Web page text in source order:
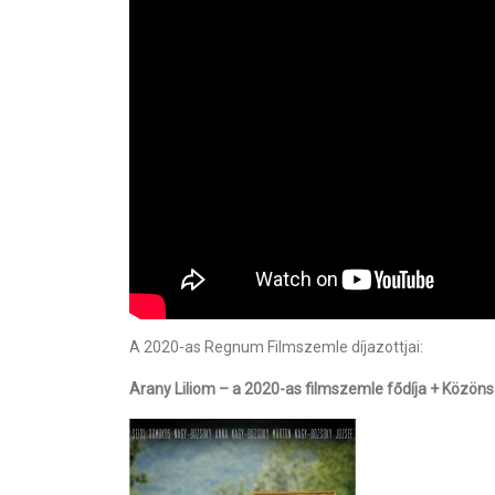
A 2020-as Regnum Filmszemle díjazottjai:
Arany Liliom – a 2020-as filmszemle fődíja +